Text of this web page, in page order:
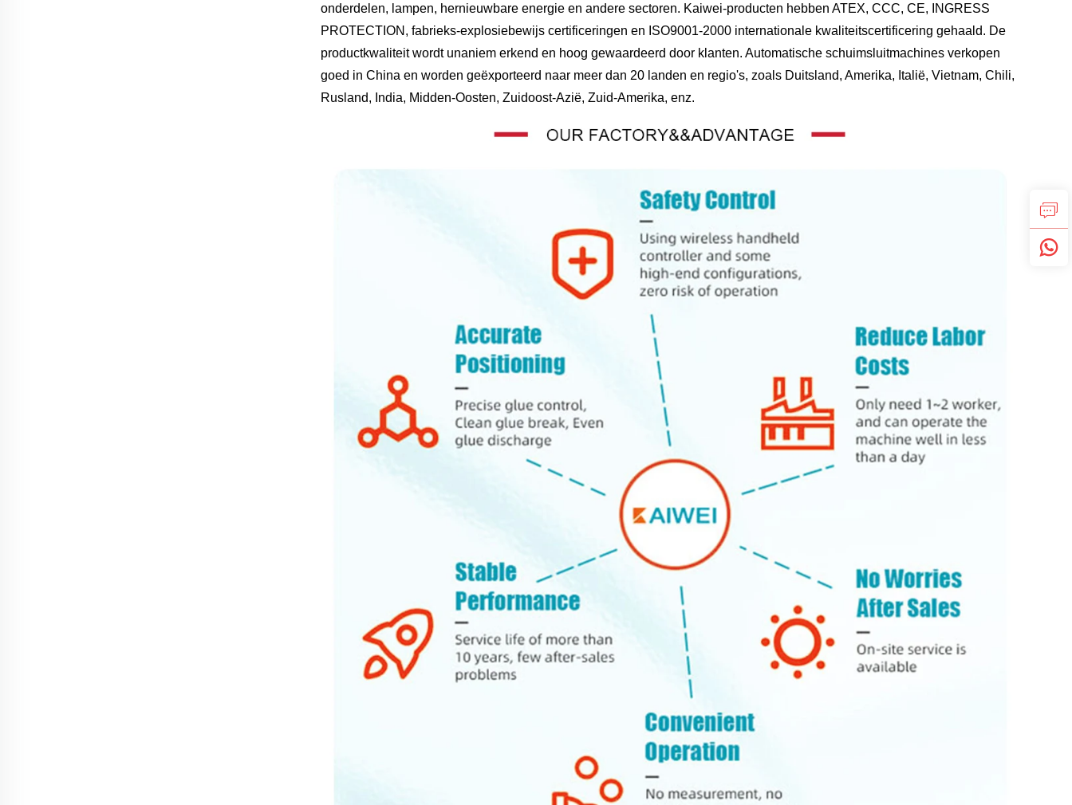
onderdelen, lampen, hernieuwbare energie en andere sectoren. Kaiwei-producten hebben ATEX, CCC, CE, INGRESS
PROTECTION, fabrieks-explosiebewijs certificeringen en ISO9001-2000 internationale kwaliteitscertificering gehaald. De
productkwaliteit wordt unaniem erkend en hoog gewaardeerd door klanten. Automatische schuimsluitmachines verkopen
goed in China en worden geëxporteerd naar meer dan 20 landen en regio's, zoals Duitsland, Amerika, Italië, Vietnam, Chili,
Rusland, India, Midden-Oosten, Zuidoost-Azië, Zuid-Amerika, enz.